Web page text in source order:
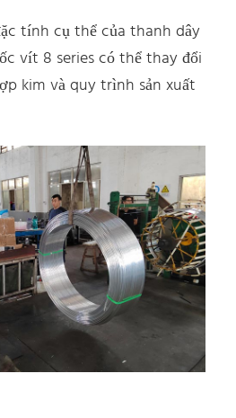
tính cụ thể của thanh dây
vít 8 series có thể thay đổi
kim và quy trình sản xuất